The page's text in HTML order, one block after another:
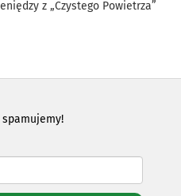
z „Czystego Powietrza”